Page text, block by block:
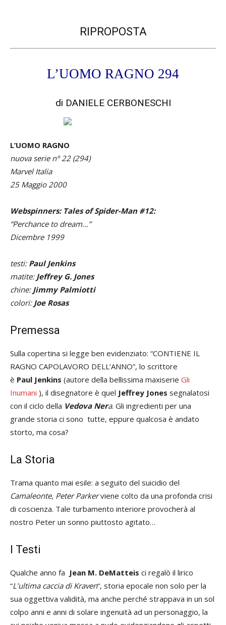
RIPROPOSTA
L’UOMO RAGNO 294
di DANIELE CERBONESCHI
L’UOMO RAGNO
nuova serie nº 22 (294)
Marvel Italia
25 Maggio 2000
Webspinners: Tales of Spider-Man #12:
“Perchance to dream…”
Dicembre 1999
testi: Paul Jenkins
matite: Jeffrey G. Jones
chine: Jimmy Palmiotti
colori: Joe Rosas
Premessa
Sulla copertina si legge ben evidenziato: “CONTIENE IL
RAGNO CAPOLAVORO DELL’ANNO”, lo scrittore
è Paul Jenkins (autore della bellissima maxiserie Gli
Inumani ), il disegnatore è quel Jeffrey Jones segnalatosi
con il ciclo della Vedova Nera. Gli ingredienti per una
grande storia ci sono tutte, eppure qualcosa è andato
storto, ma cosa?
La Storia
Trama quanto mai esile: a seguito del suicidio del
Camaleonte, Peter Parkerviene colto da una profonda crisi
di coscienza. Tale turbamento interiore provocherà al
nostro Peter un sonno piuttosto agitato…
I Testi
Qualche anno fa Jean M. DeMatteis ci regalò il lirico
“L’ultima caccia di Kraven“, storia epocale non solo per la
sua oggettiva validità, ma anche perché strappava in un sol
colpo anni e anni di solare ingenuità ad un personaggio, la